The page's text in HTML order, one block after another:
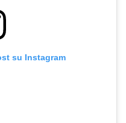
su Instagram